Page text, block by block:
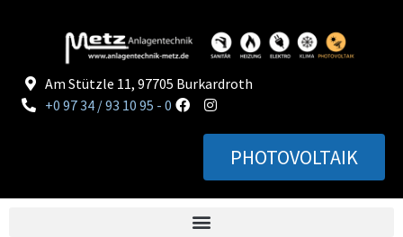
Am Stützle 11, 97705 Burkardroth
+0 97 34 / 93 10 95 - 0
PHOTOVOLTAIK